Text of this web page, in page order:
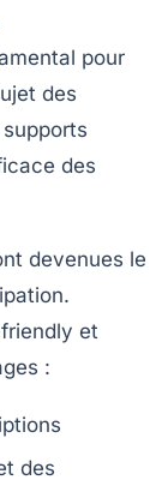
pour
des
des
devenues le
et
:
des